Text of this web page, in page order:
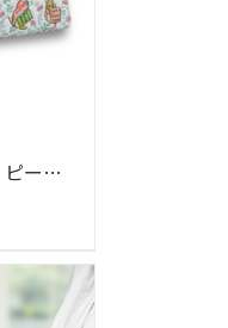
ラウンド長財布 ピーターラビット (フレンズ)